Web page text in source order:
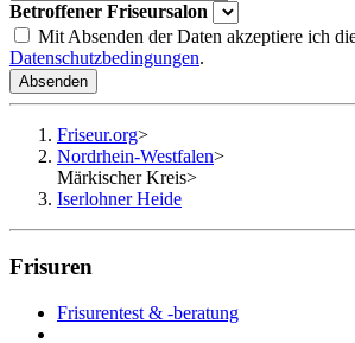
Betroffener Friseursalon
Mit Absenden der Daten akzeptiere ich
Datenschutzbedingungen.
Absenden
Friseur.org>
Nordrhein-Westfalen>
Märkischer Kreis>
Iserlohner Heide
Frisuren
Frisurentest & -beratung